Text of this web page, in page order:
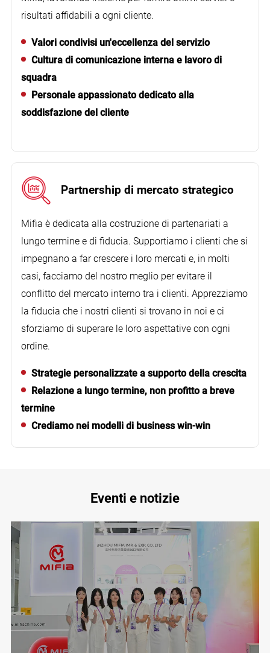
Il cliente’S Artworks ha avuto problemi, abbiamo contribuito
a scoprirlo e risolverlo in tempo.
risultati affidabili a ogni cliente.
Valori condivisi un'eccellenza del servizio
Cultura di comunicazione interna e lavoro di
squadra
Personale appassionato dedicato alla
soddisfazione del cliente
Partnership di mercato strategico
Mifia è dedicata alla costruzione di partenariati a
lungo termine e di fiducia. Supportiamo i clienti che si
impegnano a far crescere i loro mercati e, in molti
casi, facciamo del nostro meglio per evitare il
conflitto del mercato interno tra i clienti. Apprezziamo
la fiducia che i nostri clienti si trovano in noi e ci
sforziamo di superare le loro aspettative con ogni
ordine.
Strategie personalizzate a supporto della crescita
Relazione a lungo termine, non profitto a breve
termine
Crediamo nei modelli di business win-win
Eventi e notizie